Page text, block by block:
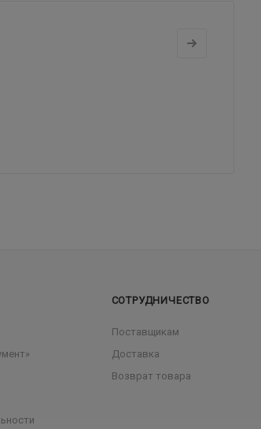
СОТРУДНИЧЕСТВО
Поставщикам
Доставка
Возврат товара